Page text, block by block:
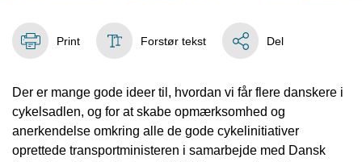
Print Forstør tekst Del
Der er mange gode ideer til, hvordan vi får flere danskere i
cykelsadlen, og for at skabe opmærksomhed og
anerkendelse omkring alle de gode cykelinitiativer
oprettede transportministeren i samarbejde med Dansk